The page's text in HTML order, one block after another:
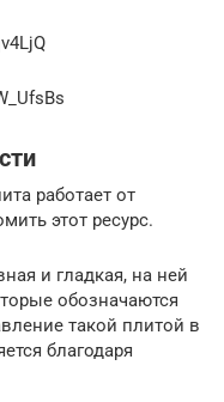
работает от
этот ресурс.
и гладкая, на ней
обозначаются
такой плитой в
благодаря